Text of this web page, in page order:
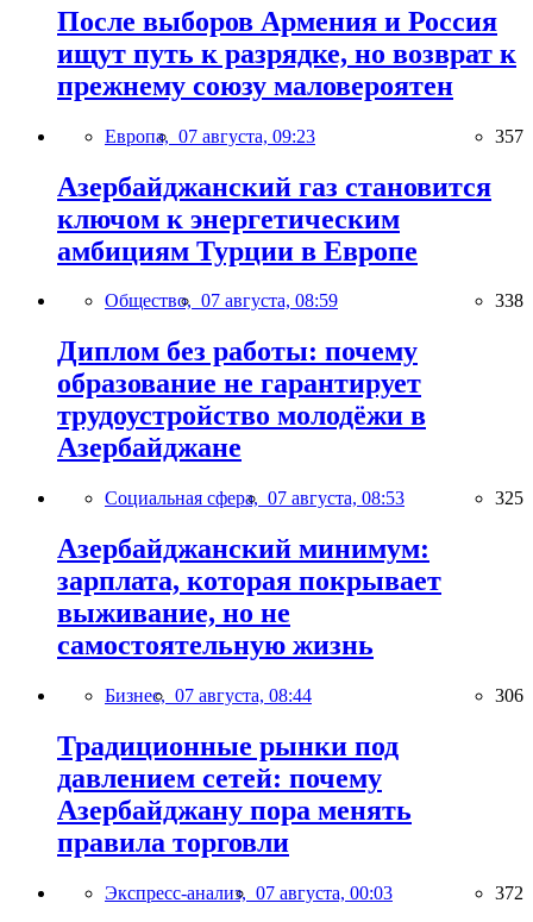
После выборов Армения и Россия
ищут путь к разрядке, но возврат к
прежнему союзу маловероятен
Европа, 07 августа, 09:23 357
Азербайджанский газ становится
ключом к энергетическим
амбициям Турции в Европе
Общество, 07 августа, 08:59 338
Диплом без работы: почему
образование не гарантирует
трудоустройство молодёжи в
Азербайджане
Социальная сфера, 07 августа, 08:53 325
Азербайджанский минимум:
зарплата, которая покрывает
выживание, но не
самостоятельную жизнь
Бизнес, 07 августа, 08:44 306
Традиционные рынки под
давлением сетей: почему
Азербайджану пора менять
правила торговли
Экспресс-анализ, 07 августа, 00:03 372